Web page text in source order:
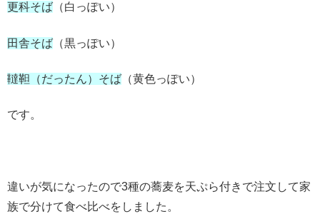
更科そば （白っぽい）
田舎そば （黒っぽい）
韃靼（だったん）そば （黄色っぽい）
です。
違いが気になったので3種の蕎麦を天ぷら付きで注文して家
族で分けて食べ比べをしました。